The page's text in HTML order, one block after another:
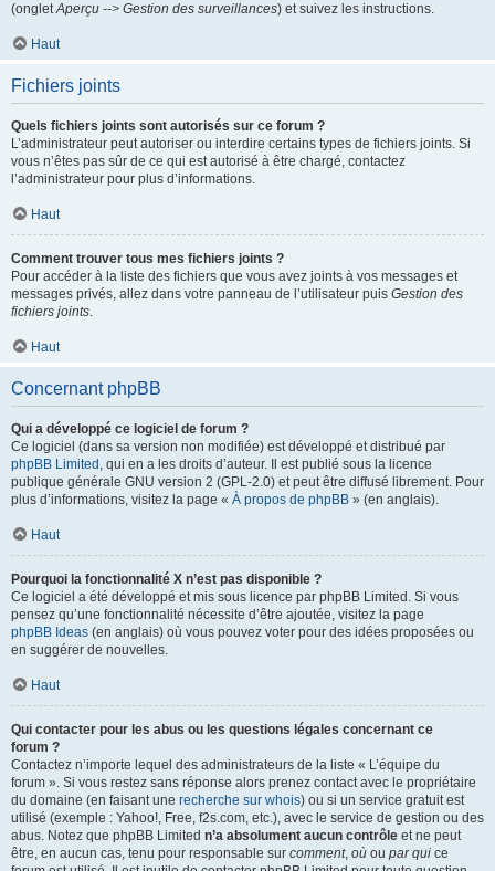
(ongletAperçu --> Gestion des surveillances) et suivez les instructions.
Haut
Fichiers joints
Quels fichiers joints sont autorisés sur ce forum ?
L’administrateur peut autoriser ou interdire certains types de fichiers joints. Si
vous n’êtes pas sûr de ce qui est autorisé à être chargé, contactez
l’administrateur pour plus d’informations.
Haut
Comment trouver tous mes fichiers joints ?
Pour accéder à la liste des fichiers que vous avez joints à vos messages et
messages privés, allez dans votre panneau de l’utilisateur puis Gestion des
fichiers joints.
Haut
Concernant phpBB
Qui a développé ce logiciel de forum ?
Ce logiciel (dans sa version non modifiée) est développé et distribué par
phpBB Limited , qui en a les droits d’auteur. Il est publié sous la licence
publique générale GNU version 2 (GPL-2.0) et peut être diffusé librement. Pour
plus d’informations, visitez la page « À propos de phpBB » (en anglais).
Haut
Pourquoi la fonctionnalité X n’est pas disponible ?
Ce logiciel a été développé et mis sous licence par phpBB Limited. Si vous
pensez qu’une fonctionnalité nécessite d’être ajoutée, visitez la page
phpBB Ideas (en anglais) où vous pouvez voter pour des idées proposées ou
en suggérer de nouvelles.
Haut
Qui contacter pour les abus ou les questions légales concernant ce
forum ?
Contactez n’importe lequel des administrateurs de la liste « L’équipe du
forum ». Si vous restez sans réponse alors prenez contact avec le propriétaire
du domaine (en faisant une recherche sur whois) ou si un service gratuit est
utilisé (exemple : Yahoo!, Free, f2s.com, etc.), avec le service de gestion ou des
abus. Notez que phpBB Limited n’a absolument aucun contrôle et ne peut
être, en aucun cas, tenu pour responsable sur comment, où ou par qui ce